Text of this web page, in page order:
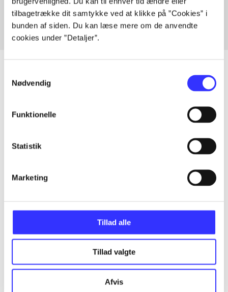
tilbagetrække dit samtykke ved at klikke på ”Cookies” i
bunden af siden. Du kan læse mere om de anvendte
cookies under ”Detaljer”.
Nødvendig
Funktionelle
Statistik
Marketing
Tillad alle
Tillad valgte
Afvis
Alle registrerede artikler fordelt på udgivelser
...
...
...
...